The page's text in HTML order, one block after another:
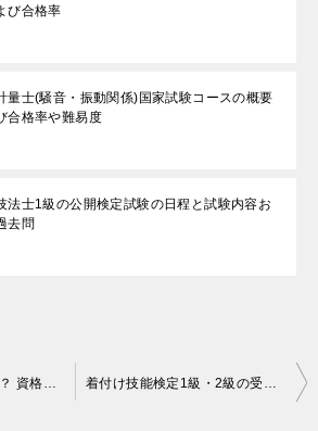
び合格率
量士(騒音・振動関係)国家試験コースの概要
合格率や難易度
法士1級の公開検定試験の日程と試験内容お
去問
遺品整理士になるには？ 資格をとる講座の受講資格と合格基準 着付け技能検定1級・2級の受験資格と筆記および実技の試験科目と範囲